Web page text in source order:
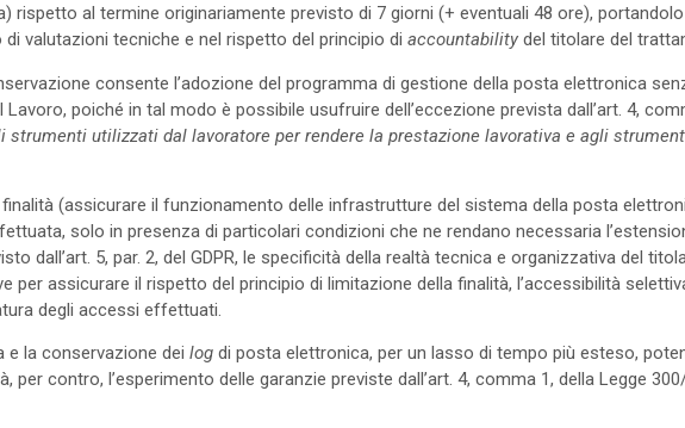
rispetto al termine originariamente previsto di 7 giorni (+ eventuali 48 ore),
valutazioni tecniche e nel rispetto del principio di accountability del titolare del
consente l’adozione del programma di gestione della posta elettronica
poiché in tal modo è possibile usufruire dell’eccezione prevista dall’art. 4,
strumenti utilizzati dal lavoratore per rendere la prestazione lavorativa e agli
(assicurare il funzionamento delle infrastrutture del sistema della posta
solo in presenza di particolari condizioni che ne rendano necessaria
dall’art. 5, par. 2, del GDPR, le specificità della realtà tecnica e organizzativa del
per assicurare il rispetto del principio di limitazione della finalità, l’accessibilità
degli accessi effettuati.
e la conservazione dei log di posta elettronica, per un lasso di tempo più esteso,
per contro, l’esperimento delle garanzie previste dall’art. 4, comma 1, della Legge